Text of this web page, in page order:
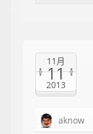
11月
11
2013
aknow